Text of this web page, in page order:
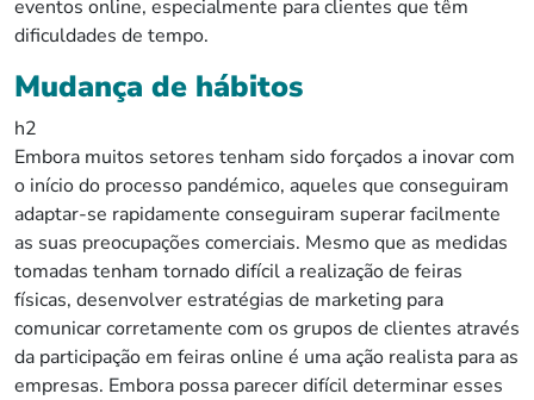
eventos online, especialmente para clientes que têm
dificuldades de tempo.
Mudança de hábitos
h2
Embora muitos setores tenham sido forçados a inovar com
o início do processo pandémico, aqueles que conseguiram
adaptar-se rapidamente conseguiram superar facilmente
as suas preocupações comerciais. Mesmo que as medidas
tomadas tenham tornado difícil a realização de feiras
físicas, desenvolver estratégias de marketing para
comunicar corretamente com os grupos de clientes através
da participação em feiras online é uma ação realista para as
empresas. Embora possa parecer difícil determinar esses